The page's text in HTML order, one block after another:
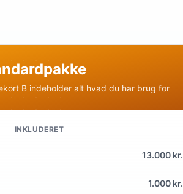
B indeholder alt hvad du har brug for
INKLUDERET
13.000 kr.
1.000 kr.